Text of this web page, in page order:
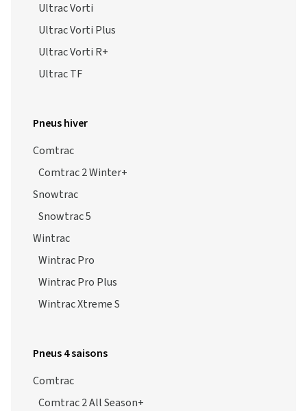
Ultrac Vorti
Ultrac Vorti Plus
Ultrac Vorti R+
Ultrac TF
Pneus hiver
Comtrac
Comtrac 2 Winter+
Snowtrac
Snowtrac 5
Wintrac
Wintrac Pro
Wintrac Pro Plus
Wintrac Xtreme S
Pneus 4 saisons
Comtrac
Comtrac 2 All Season+